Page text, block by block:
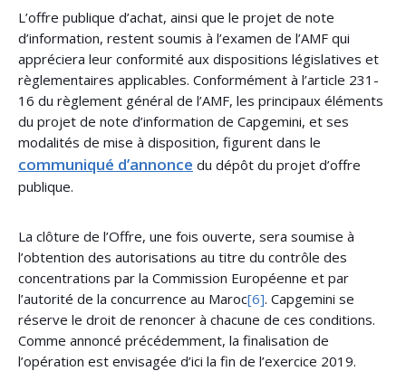
L’offre publique d’achat, ainsi que le projet de note
d’information, restent soumis à l’examen de l’AMF qui
appréciera leur conformité aux dispositions législatives et
règlementaires applicables. Conformément à l’article 231-
16 du règlement général de l’AMF, les principaux éléments
du projet de note d’information de Capgemini, et ses
modalités de mise à disposition, figurent dans le
communiqué d’annonce du dépôt du projet d’offre
publique.
La clôture de l’Offre, une fois ouverte, sera soumise à
l’obtention des autorisations au titre du contrôle des
concentrations par la Commission Européenne et par
l’autorité de la concurrence au Maroc[6]. Capgemini se
réserve le droit de renoncer à chacune de ces conditions.
Comme annoncé précédemment, la finalisation de
l’opération est envisagée d’ici la fin de l’exercice 2019.